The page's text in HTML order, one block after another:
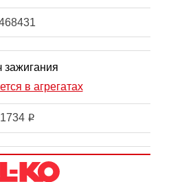
зажигания
в агрегатах
1734 i